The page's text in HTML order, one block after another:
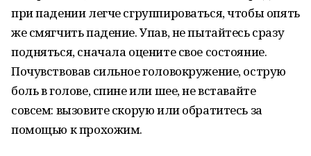
при падении легче сгруппироваться, чтобы опять
же смягчить падение. Упав, не пытайтесь сразу
подняться, сначала оцените свое состояние.
Почувствовав сильное головокружение, острую
боль в голове, спине или шее, не вставайте
совсем: вызовите скорую или обратитесь за
помощью к прохожим.